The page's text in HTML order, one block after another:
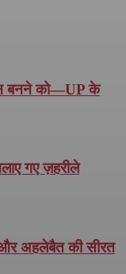
बनने को—UP के
गए ज़हरीले
और अहलेबैत की सीरत